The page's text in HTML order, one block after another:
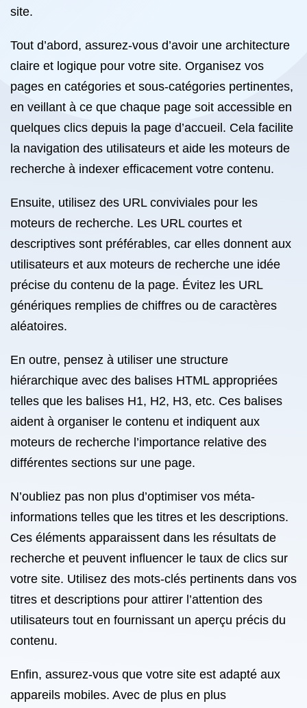
site.
Tout d’abord, assurez-vous d’avoir une architecture
claire et logique pour votre site. Organisez vos
pages en catégories et sous-catégories pertinentes,
en veillant à ce que chaque page soit accessible en
quelques clics depuis la page d’accueil. Cela facilite
la navigation des utilisateurs et aide les moteurs de
recherche à indexer efficacement votre contenu.
Ensuite, utilisez des URL conviviales pour les
moteurs de recherche. Les URL courtes et
descriptives sont préférables, car elles donnent aux
utilisateurs et aux moteurs de recherche une idée
précise du contenu de la page. Évitez les URL
génériques remplies de chiffres ou de caractères
aléatoires.
En outre, pensez à utiliser une structure
hiérarchique avec des balises HTML appropriées
telles que les balises H1, H2, H3, etc. Ces balises
aident à organiser le contenu et indiquent aux
moteurs de recherche l’importance relative des
différentes sections sur une page.
N’oubliez pas non plus d’optimiser vos méta-
informations telles que les titres et les descriptions.
Ces éléments apparaissent dans les résultats de
recherche et peuvent influencer le taux de clics sur
votre site. Utilisez des mots-clés pertinents dans vos
titres et descriptions pour attirer l’attention des
utilisateurs tout en fournissant un aperçu précis du
contenu.
Enfin, assurez-vous que votre site est adapté aux
appareils mobiles. Avec de plus en plus